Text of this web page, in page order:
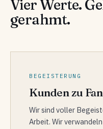
Vier Werte.
gerahmt.
BEGEISTERUNG
Kunden zu
Wir sind voller
Arbeit. Wir